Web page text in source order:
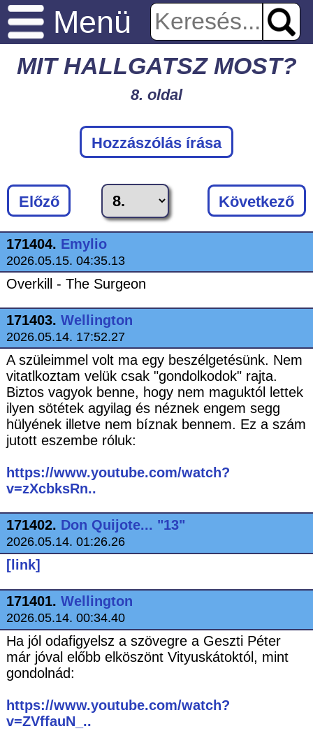
Menü
MIT HALLGATSZ MOST?
8. oldal
Hozzászólás írása
Előző Következő
171404. Emylio
2026.05.15. 04:35.13
Overkill - The Surgeon
171403. Wellington
2026.05.14. 17:52.27
A szüleimmel volt ma egy beszélgetésünk. Nem
vitatlkoztam velük csak "gondolkodok" rajta.
Biztos vagyok benne, hogy nem maguktól lettek
ilyen sötétek agyilag és néznek engem segg
hülyének illetve nem bíznak bennem. Ez a szám
jutott eszembe róluk:
https://www.youtube.com/watch?
v=zXcbksRn..
171402. Don Quijote... "13"
2026.05.14. 01:26.26
[link]
171401. Wellington
2026.05.14. 00:34.40
Ha jól odafigyelsz a szövegre a Geszti Péter
már jóval előbb elköszönt Vityuskátoktól, mint
gondolnád:
https://www.youtube.com/watch?
v=ZVffauN_..